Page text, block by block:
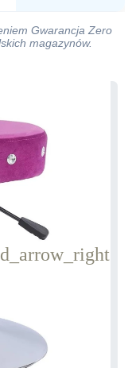
Gwarancja Zero
magazynów.
Następny